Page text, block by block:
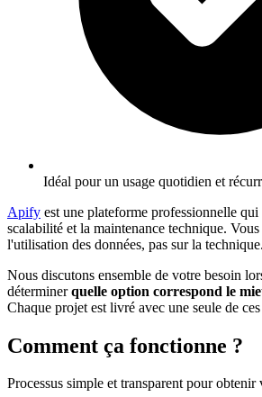
Idéal pour un usage quotidien et
Apify est une plateforme professionnelle
scalabilité et la maintenance technique.
l'utilisation des données, pas sur la technique.
Nous discutons ensemble de votre besoin
déterminerquelle option correspond le
Chaque projet est livré avec une seule de
Comment ça fonctionne ?
Processus simple et transparent pour obtenir